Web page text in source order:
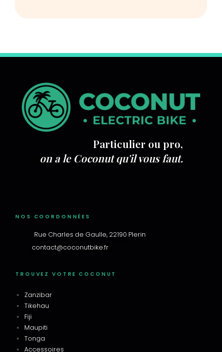
Particulier ou pro,
on a le Coconut qu'il vous faut.
NOS COORDONNÉES
Rue Charles de Gaulle, 22190 Plerin
contact@coconutbike.fr
TROUVEZ VOTRE COCONUT
Zanzibar
Tikehau
Fiji
Maupiti
Tonga
Accessoires